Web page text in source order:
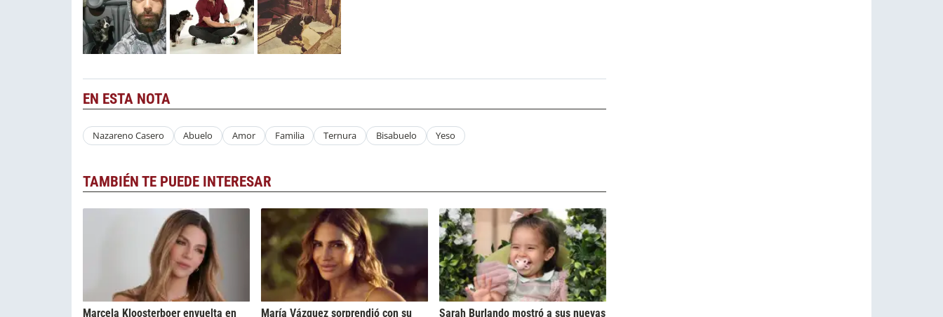
EN ESTA NOTA
Nazareno Casero Abuelo Amor Familia Ternura Bisabuelo Yeso
TAMBIÉN TE PUEDE INTERESAR
Marcela Kloosterboer envuelta en María Vázquez sorprendió con su Sarah Burlando mostró a sus nuevas